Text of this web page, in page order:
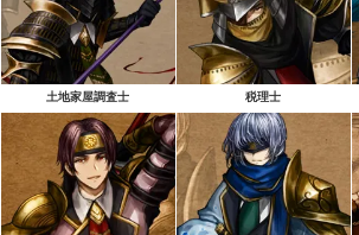
土地家屋調査士 税理士